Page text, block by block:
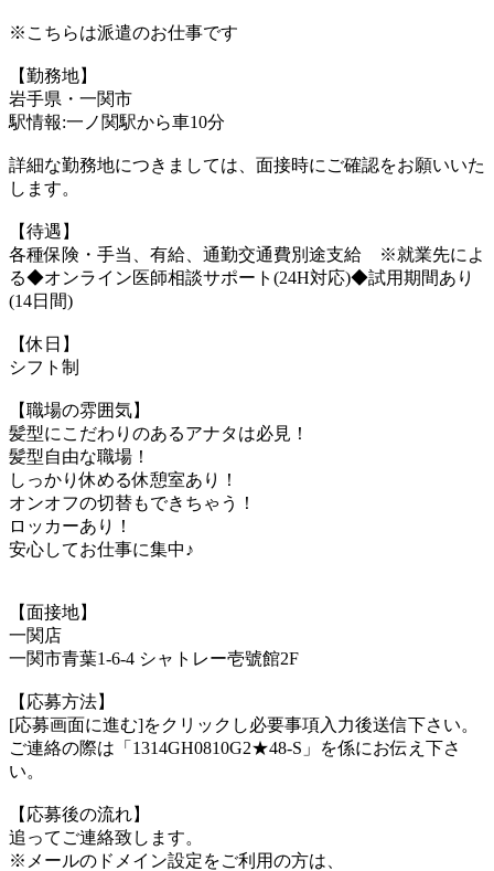
※こちらは派遣のお仕事です
【勤務地】
岩手県・一関市
駅情報:一ノ関駅から車10分
詳細な勤務地につきましては、面接時にご確認をお願いいた
します。
【待遇】
各種保険・手当、有給、通勤交通費別途支給 ※就業先によ
る◆オンライン医師相談サポート(24H対応)◆試用期間あり
(14日間)
【休日】
シフト制
【職場の雰囲気】
髪型にこだわりのあるアナタは必見！
髪型自由な職場！
しっかり休める休憩室あり！
オンオフの切替もできちゃう！
ロッカーあり！
安心してお仕事に集中♪
【面接地】
一関店
一関市青葉1-6-4 シャトレー壱號館2F
【応募方法】
[応募画面に進む]をクリックし必要事項入力後送信下さい。
ご連絡の際は「1314GH0810G2★48-S」を係にお伝え下さ
い。
【応募後の流れ】
追ってご連絡致します。
※メールのドメイン設定をご利用の方は、